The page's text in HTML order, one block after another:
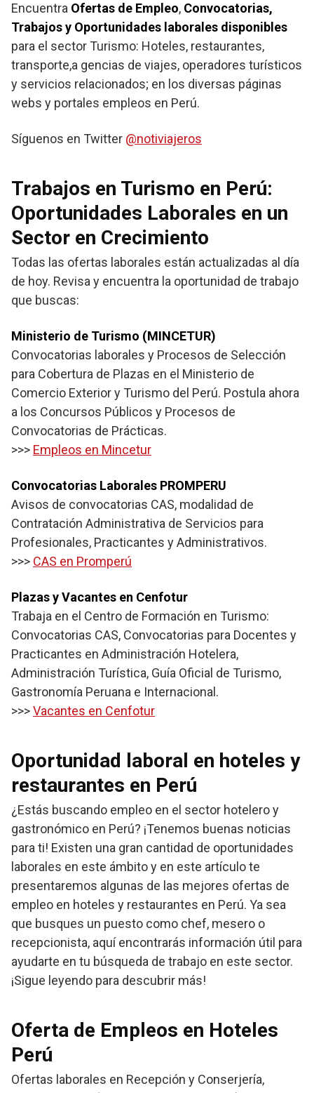
Encuentra Ofertas de Empleo, Convocatorias,
Trabajos y Oportunidades laborales disponibles
para el sector Turismo: Hoteles, restaurantes,
transporte,a gencias de viajes, operadores turísticos
y servicios relacionados; en los diversas páginas
webs y portales empleos en Perú.
Síguenos en Twitter @notiviajeros
Trabajos en Turismo en Perú:
Oportunidades Laborales en un
Sector en Crecimiento
Todas las ofertas laborales están actualizadas al día
de hoy. Revisa y encuentra la oportunidad de trabajo
que buscas:
Ministerio de Turismo (MINCETUR)
Convocatorias laborales y Procesos de Selección
para Cobertura de Plazas en el Ministerio de
Comercio Exterior y Turismo del Perú. Postula ahora
a los Concursos Públicos y Procesos de
Convocatorias de Prácticas.
>>> Empleos en Mincetur
Convocatorias Laborales PROMPERU
Avisos de convocatorias CAS, modalidad de
Contratación Administrativa de Servicios para
Profesionales, Practicantes y Administrativos.
>>> CAS en Promperú
Plazas y Vacantes en Cenfotur
Trabaja en el Centro de Formación en Turismo:
Convocatorias CAS, Convocatorias para Docentes y
Practicantes en Administración Hotelera,
Administración Turística, Guía Oficial de Turismo,
Gastronomía Peruana e Internacional.
>>>Vacantes en Cenfotur
Oportunidad laboral en hoteles y
restaurantes en Perú
¿Estás buscando empleo en el sector hotelero y
gastronómico en Perú? ¡Tenemos buenas noticias
para ti! Existen una gran cantidad de oportunidades
laborales en este ámbito y en este artículo te
presentaremos algunas de las mejores ofertas de
empleo en hoteles y restaurantes en Perú. Ya sea
que busques un puesto como chef, mesero o
recepcionista, aquí encontrarás información útil para
ayudarte en tu búsqueda de trabajo en este sector.
¡Sigue leyendo para descubrir más!
Oferta de Empleos en Hoteles
Perú
Ofertas laborales en Recepción y Conserjería,